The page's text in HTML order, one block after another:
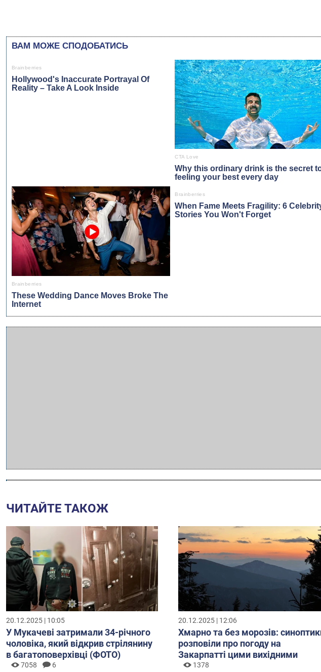
ЧИТАЙТЕ ТАКОЖ
20.12.2025 | 10:05
У Мукачеві затримали 34-річного
чоловіка, який відкрив стрілянину
в багатоповерхівці (ФОТО)
7058 6
20.12.2025 | 12:06
Хмарно та без морозів:
розповіли про погоду на
Закарпатті цими вихідними
1378